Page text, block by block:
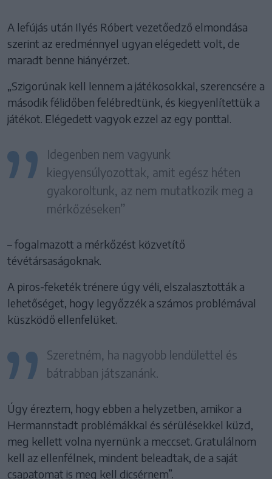
A lefújás után Ilyés Róbert vezetőedző elmondása
szerint az eredménnyel ugyan elégedett volt, de
maradt benne hiányérzet.
„Szigorúnak kell lennem a játékosokkal, szerencsére a
második félidőben felébredtünk, és kiegyenlítettük a
játékot. Elégedett vagyok ezzel az egy ponttal.
Idegenben nem vagyunk
kiegyensúlyozottak, amit egész héten
gyakoroltunk, az nem mutatkozik meg a
mérkőzéseken”
– fogalmazott a mérkőzést közvetítő
tévétársaságoknak.
A piros-feketék trénere úgy véli, elszalasztották a
lehetőséget, hogy legyőzzék a számos problémával
küszködő ellenfelüket.
Szeretném, ha nagyobb lendülettel és
bátrabban játszanánk.
Úgy éreztem, hogy ebben a helyzetben, amikor a
Hermannstadt problémákkal és sérülésekkel küzd,
meg kellett volna nyernünk a meccset. Gratulálnom
kell az ellenfélnek, mindent beleadtak, de a saját
csapatomat is meg kell dicsérnem”.